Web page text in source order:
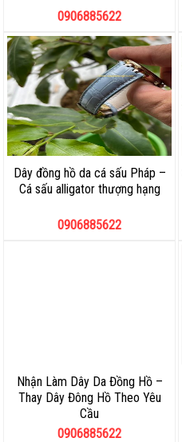
0906885622
Dây đồng hồ da cá sấu Pháp –
Cá sấu alligator thượng hạng
0906885622
Nhận Làm Dây Da Đồng Hồ –
Thay Dây Đông Hồ Theo Yêu
Cầu
0906885622